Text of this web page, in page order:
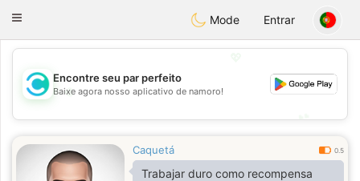
olombiaCitas
Toggle
Mode Entrar
💖
💕
Encontre seu par perfeito
Baixe agora nosso aplicativo de namoro!
Caquetá 0.5
Trabajar duro como recompensa